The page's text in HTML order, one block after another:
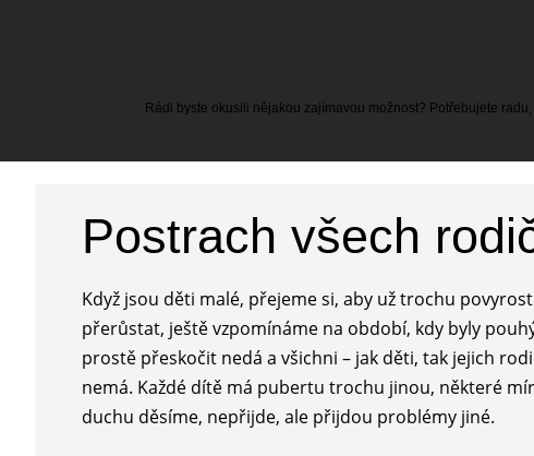
Rádi byste okusili nějakou zajímavou možnost? Potřebujete
Postrach všech
Když jsou děti malé, přejeme si, aby už trochu
přerůstat, ještě vzpomínáme na období, kdy byly
prostě přeskočit nedá a všichni – jak děti, tak jejich
nemá. Každé dítě má pubertu trochu jinou, některé
duchu děsíme, nepřijde, ale přijdou problémy jiné.